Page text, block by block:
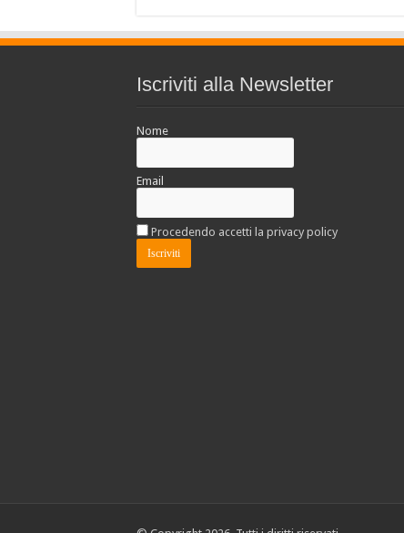
Iscriviti alla Newsletter
Nome
Email
Procedendo accetti la privacy policy